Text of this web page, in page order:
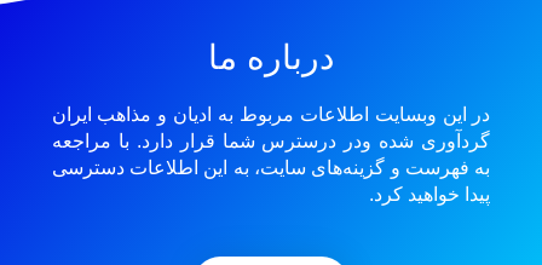
درباره ما
در این وبسایت اطلاعات مربوط به ادیان و مذاهب ایران
گردآوری شده ودر درسترس شما قرار دارد. با مراجعه
به فهرست و گزینه‌های سایت، به این اطلاعات دسترسی
پیدا خواهید کرد.